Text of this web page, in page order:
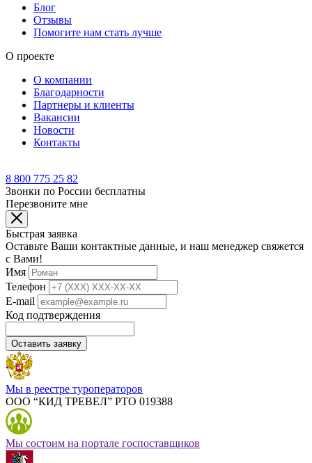
Блог
Отзывы
Помогите нам стать лучше
О проекте
О компании
Благодарности
Партнеры и клиенты
Вакансии
Новости
Контакты
8 800 775 25 82
Звонки по России бесплатны
Перезвоните мне
Быстрая заявка
Оставьте Ваши контактные данные, и наш менеджер свяжется
с Вами!
Имя
Телефон
E-mail
Код подтверждения
Оставить заявку
Мы в реестре туроператоров
ООО “КИД ТРЕВЕЛ” РТО 019388
Мы состоим на портале госпоставщиков